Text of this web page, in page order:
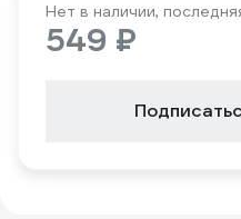
Нет в наличии,
549 ₽